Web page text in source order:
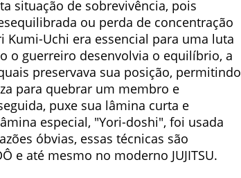
situação de sobrevivência, pois
ou perda de concentração
Uchi era essencial para uma luta
o guerreiro desenvolvia o equilíbrio, a
preservava sua posição, permitindo
para quebrar um membro e
puxe sua lâmina curta e
especial, "Yori-doshi", foi usada
óbvias, essas técnicas são
e até mesmo no moderno JUJITSU.